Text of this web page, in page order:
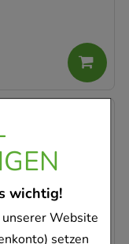
wichtig!
Website
setzen